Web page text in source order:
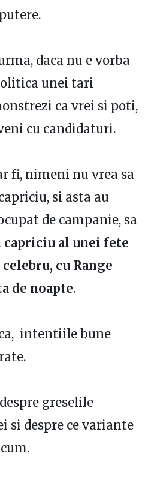
daca nu e vorba
unei tari
ca vrei si poti,
cu candidaturi.
fi, nimeni nu vrea sa
si asta au
de campanie, sa
capriciu al unei fete
cu Range
de noapte.
intentiile bune
greselile
si despre ce variante